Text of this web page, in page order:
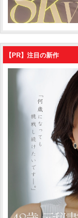
【PR】注目の新作